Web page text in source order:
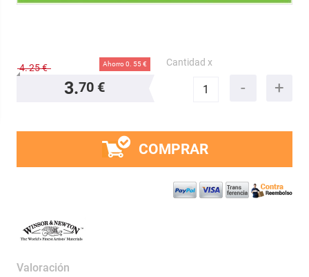
4.25 € Ahorro 0. 55 €
3.70 €
Cantidad x
COMPRAR
Valoración